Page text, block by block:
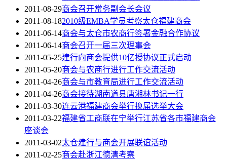
2011-08-29商会召开常务副会长会议
2011-08-182010级EMBA学员考察太仓福建商会
2011-06-14商会与太仓市农商行签署金融合作协议
2011-06-14商会召开一届三次理事会
2011-05-25建行向商会提供10亿授协议正式启动
2011-05-20商会与农商行进行工作交流活动
2011-04-26商会与市教育局进行工作交流活动
2011-04-26商会接待湖南道县唐湘林书记一行
2011-03-30连云港福建商会举行换届选举大会
2011-03-22福建省工商联在宁举行江苏省各市福建商会
座谈会
2011-03-02太仓建行与商会开展联谊活动
2011-02-25商会赴浙江德清考察